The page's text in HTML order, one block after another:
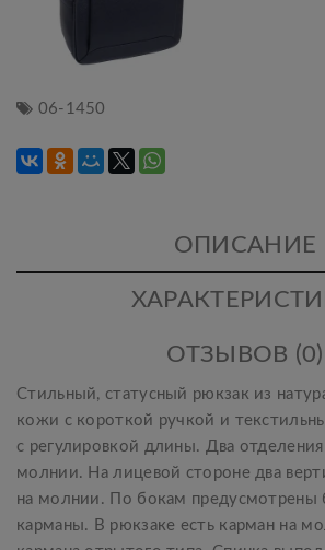
06-1450
ОПИСАНИЕ
ОТЗЫВОВ (0)
Стильный, статусный рюкзак из
кожи с короткой ручкой и
с регулировкой длины. Два отделения
молнии. На лицевой стороне два
на молнии. По бокам предусмотрены
карманы. В рюкзаке есть карман на